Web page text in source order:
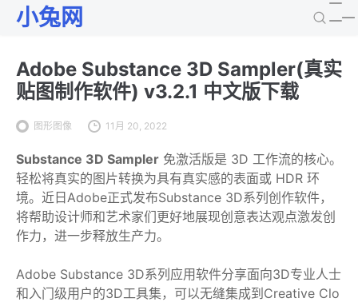
小兔网
Adobe Substance 3D Sampler(真实
贴图制作软件) v3.2.1 中文版下载
图形图像 11月 20, 2022
Substance 3D Sampler 免激活版是 3D 工作流的核心。
轻松将真实的图片转换为具有真实感的表面或 HDR 环
境。近日Adobe正式发布Substance 3D系列创作软件，
将帮助设计师和艺术家们更好地展现创意表达观点激发创
作力，进一步释放生产力。
Adobe Substance 3D系列应用软件分享面向3D专业人士
和入门级用户的3D工具集，可以无缝集成到Creative Clo